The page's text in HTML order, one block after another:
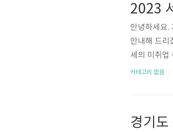
한 고용지원
2023
안녕하세요.
안내해 드리
세의 미취업
음상담, 취
중인 고교,
카테고리 없음
경기도